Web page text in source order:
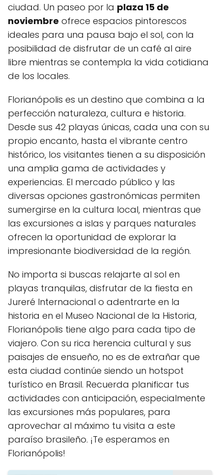
ciudad. Un paseo por la plaza 15 de
noviembre ofrece espacios pintorescos
ideales‍ para una pausa bajo el sol, con la
posibilidad de disfrutar ​de ‌un café al aire
libre mientras se contempla la vida cotidiana
de los locales.
Florianópolis es un destino que combina a la
perfección naturaleza, cultura e ‍historia.
Desde sus 42 playas únicas, cada una con​ su
propio encanto, hasta el vibrante centro
histórico, los visitantes tienen a su ⁢disposición
una amplia⁢ gama de actividades y
experiencias. El mercado público y las
diversas opciones gastronómicas permiten
sumergirse en la cultura local, mientras que
las excursiones a islas y parques naturales
⁢ofrecen la oportunidad de explorar la
impresionante biodiversidad de la región.
No​ importa si ​buscas relajarte al sol en
playas tranquilas, disfrutar de la fiesta en
Jureré Internacional o adentrarte en⁣ la
historia en el Museo Nacional de la Historia,
Florianópolis tiene algo para cada tipo de
viajero. Con su rica herencia cultural y sus
⁤paisajes de ensueño,‍ no es de extrañar que
esta ciudad continúe siendo un hotspot
turístico en ⁤Brasil. Recuerda ⁣planificar tus⁤
actividades con anticipación, especialmente
las ‌excursiones más populares, para
aprovechar al máximo tu visita a este
paraíso brasileño. ¡Te⁣ esperamos en
Florianópolis!